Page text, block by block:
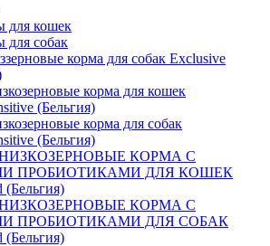
для кошек
для собак
корма для собак Exclusive
корма для кошек
(Бельгия)
корма для собак
(Бельгия)
КОРМА С
ПРОБИОТИКАМИ ДЛЯ КОШЕК
(Бельгия)
КОРМА С
ПРОБИОТИКАМИ ДЛЯ СОБАК
(Бельгия)